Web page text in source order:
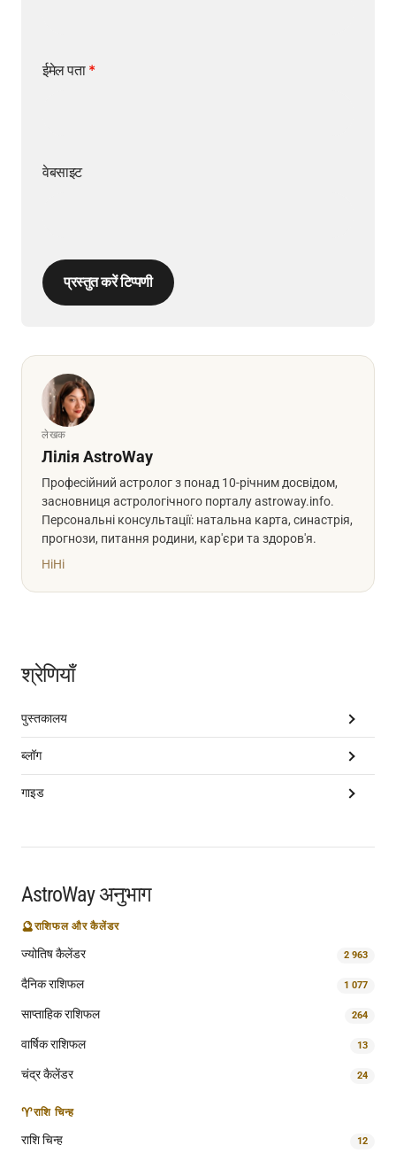
ईमेल पता *
वेबसाइट
प्रस्तुत करें टिप्पणी
लेखक
Лілія AstroWay
Професійний астролог з понад 10-річним досвідом,
засновниця астрологічного порталу astroway.info.
Персональні консультації: натальна карта, синастрія,
прогнози, питання родини, кар'єри та здоров'я.
HiHi
श्रेणियाँ
पुस्तकालय
ब्लॉग
गाइड
AstroWay अनुभाग
🔮राशिफल और कैलेंडर
ज्योतिष कैलेंडर 2 963
दैनिक राशिफल 1 077
साप्ताहिक राशिफल 264
वार्षिक राशिफल 13
चंद्र कैलेंडर 24
♈राशि चिन्ह
राशि चिन्ह 12